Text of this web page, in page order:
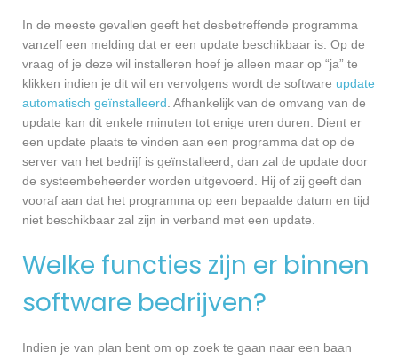
In de meeste gevallen geeft het desbetreffende programma
vanzelf een melding dat er een update beschikbaar is. Op de
vraag of je deze wil installeren hoef je alleen maar op “ja” te
klikken indien je dit wil en vervolgens wordt de software update
automatisch geïnstalleerd . Afhankelijk van de omvang van de
update kan dit enkele minuten tot enige uren duren. Dient er
een update plaats te vinden aan een programma dat op de
server van het bedrijf is geïnstalleerd, dan zal de update door
de systeembeheerder worden uitgevoerd. Hij of zij geeft dan
vooraf aan dat het programma op een bepaalde datum en tijd
niet beschikbaar zal zijn in verband met een update.
Welke functies zijn er binnen
software bedrijven?
Indien je van plan bent om op zoek te gaan naar een baan